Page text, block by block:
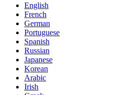
English
French
German
Portuguese
Spanish
Russian
Japanese
Korean
Arabic
Irish